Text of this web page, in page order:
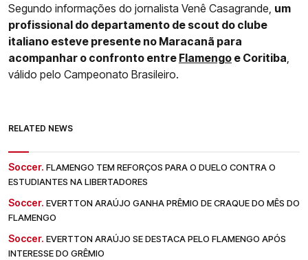
Segundo informações do jornalista Venê Casagrande, um
profissional do departamento de scout do clube
italiano esteve presente no Maracanã para
acompanhar o confronto entre Flamengo e Coritiba
válido pelo Campeonato Brasileiro.
RELATED NEWS
Soccer. FLAMENGO TEM REFORÇOS PARA O DUELO CONTRA O
ESTUDIANTES NA LIBERTADORES
Soccer. EVERTTON ARAÚJO GANHA PRÊMIO DE CRAQUE DO MÊS DO
FLAMENGO
Soccer. EVERTTON ARAÚJO SE DESTACA PELO FLAMENGO APÓS
INTERESSE DO GRÊMIO